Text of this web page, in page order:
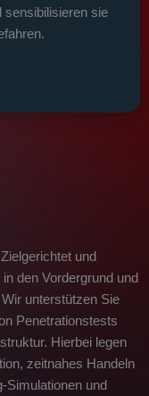
sensibilisieren sie
und
den Vordergrund und
unterstützen Sie
Penetrationstests
Hierbei legen
zeitnahes Handeln
Simulationen und